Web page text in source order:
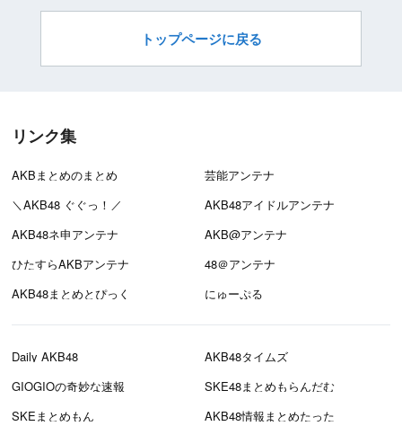
トップページに戻る
リンク集
AKBまとめのまとめ
芸能アンテナ
＼AKB48 ぐぐっ！／
AKB48アイドルアンテナ
AKB48ネ申アンテナ
AKB@アンテナ
ひたすらAKBアンテナ
48＠アンテナ
AKB48まとめとぴっく
にゅーぷる
Daily AKB48
AKB48タイムズ
GIOGIOの奇妙な速報
SKE48まとめもらんだむ
SKEまとめもん
AKB48情報まとめたった